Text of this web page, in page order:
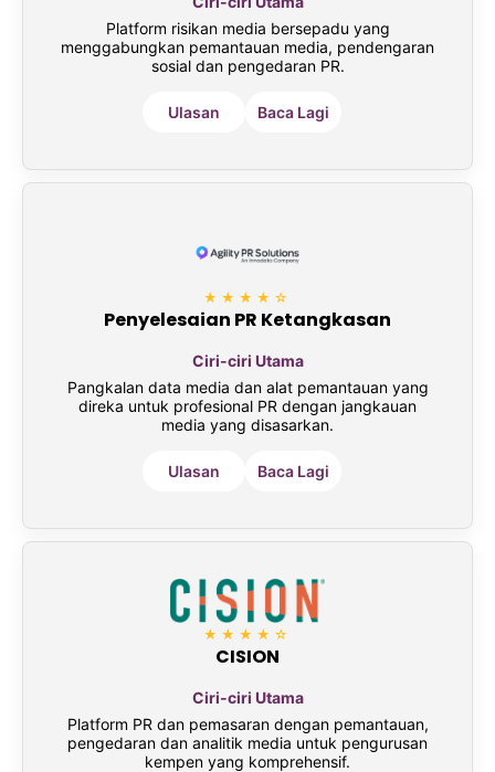
Platform risikan media bersepadu yang
menggabungkan pemantauan media, pendengaran
sosial dan pengedaran PR.
Ulasan Baca Lagi
★★★★☆
Penyelesaian PR Ketangkasan
Ciri-ciri Utama
Pangkalan data media dan alat pemantauan yang
direka untuk profesional PR dengan jangkauan
media yang disasarkan.
Ulasan Baca Lagi
★★★★☆
CISION
Ciri-ciri Utama
Platform PR dan pemasaran dengan pemantauan,
pengedaran dan analitik media untuk pengurusan
kempen yang komprehensif.